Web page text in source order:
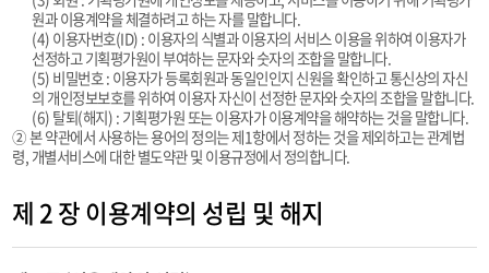
원과 이용계약을 체결하려고 하는 자를 말합니다.
(4) 이용자번호(ID) : 이용자의 식별과 이용자의 서비스 이용을 위하여 이용자가
선정하고 기획평가원이 부여하는 문자와 숫자의 조합을 말합니다.
(5) 비밀번호 : 이용자가 등록회원과 동일인인지 신원을 확인하고 통신상의 자신
의 개인정보보호를 위하여 이용자 자신이 선정한 문자와 숫자의 조합을 말합니다.
(6) 탈퇴(해지) : 기획평가원 또는 이용자가 이용계약을 해약하는 것을 말합니다.
② 본 약관에서 사용하는 용어의 정의는 제1항에서 정하는 것을 제외하고는 관계법
령, 개별서비스에 대한 별도약관 및 이용규정에서 정의합니다.
제 2 장 이용계약의 성립 및 해지